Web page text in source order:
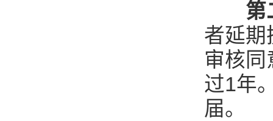
第
者延期
审核同
过1年
届。